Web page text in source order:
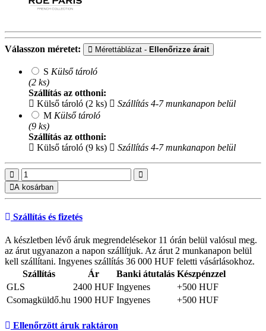
Válasszon méretet: Mérettáblázat - Ellenőrizze árait
S Külső tároló
(2 ks)
Szállítás az otthoni:
Külső tároló (2 ks)
Szállítás 4-7 munkanapon belül
M Külső tároló
(9 ks)
Szállítás az otthoni:
Külső tároló (9 ks)
Szállítás 4-7 munkanapon belül
A kosárban
Szállítás és fizetés
A készletben lévő áruk megrendelésekor 11 órán belül valósul meg.
az árut ugyanazon a napon szállítjuk. Az árut 2 munkanapon belül
kell szállítani. Ingyenes szállítás 36 000 HUF feletti vásárlásokhoz.
Szállítás
Ár Banki átutalás Készpénzzel
GLS
2400 HUF Ingyenes
+500 HUF
Csomagküldő.hu 1900 HUF Ingyenes +500 HUF
Ellenőrzött áruk raktáron